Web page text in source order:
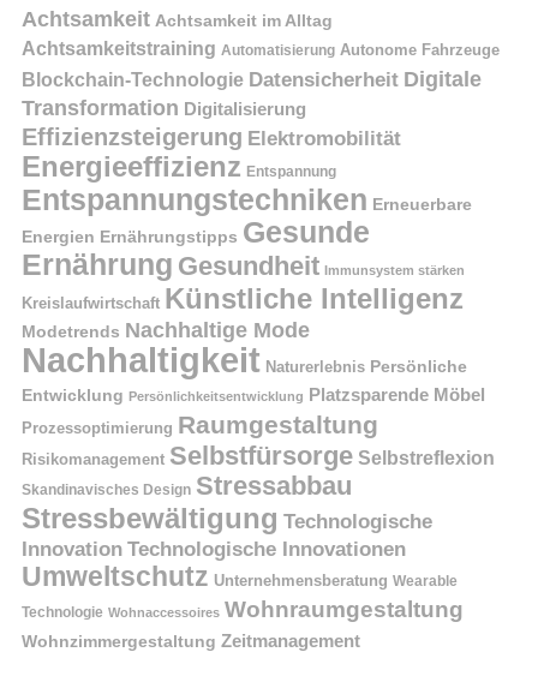
Achtsamkeit Achtsamkeit im Alltag
Achtsamkeitstraining Automatisierung Autonome Fahrzeuge
Blockchain-Technologie Datensicherheit Digitale
Transformation Digitalisierung
Effizienzsteigerung Elektromobilität
Energieeffizienz Entspannung
Entspannungstechniken Erneuerbare
Energien Ernährungstipps Gesunde
Ernährung Gesundheit Immunsystem stärken
Kreislaufwirtschaft Künstliche Intelligenz
Modetrends Nachhaltige Mode
Nachhaltigkeit Naturerlebnis Persönliche
Entwicklung Persönlichkeitsentwicklung Platzsparende Möbel
Prozessoptimierung Raumgestaltung
Risikomanagement Selbstfürsorge Selbstreflexion
Skandinavisches Design Stressabbau
Stressbewältigung Technologische
Innovation Technologische Innovationen
Umweltschutz Unternehmensberatung Wearable
Technologie Wohnaccessoires Wohnraumgestaltung
Wohnzimmergestaltung Zeitmanagement